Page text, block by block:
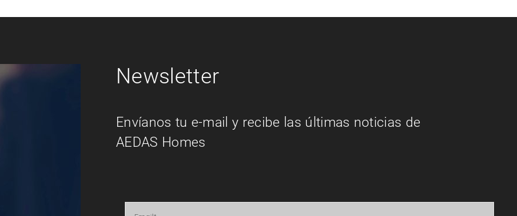
Newsletter
Envíanos tu e-mail y recibe las últimas noticias de
AEDAS Homes